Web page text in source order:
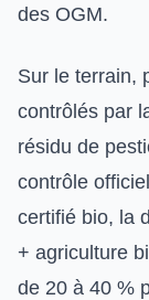
des OGM.
Sur le terrain,
contrôlés par
résidu de
contrôle
certifié bio, la
+ agriculture
de 20 à 40 %